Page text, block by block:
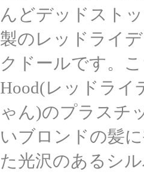
んどデッドスト
製のレッドライ
クドールです。
Hood(レッドライ
ゃん)のプラスチ
いブロンドの髪
た光沢のあるシ